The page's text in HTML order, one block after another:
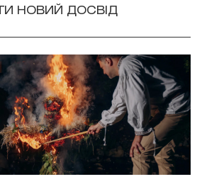
НОВИЙ ДОСВІД